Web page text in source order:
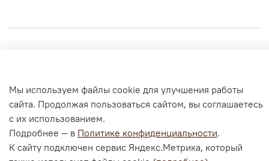
Согласие на обработку персональных данных
Политика конфиденциальности и оферта
Согласие на ОПД с помощью «Яндекс.Метрика»
Мы используем файлы cookie для улучшения работы
сайта. Продолжая пользоваться сайтом, вы соглашаетесь
с их использованием.
Подробнее — в Политике конфиденциальности.
К сайту подключен сервис Яндекс.Метрика, который